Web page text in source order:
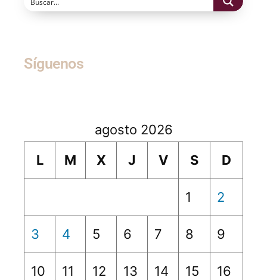
Síguenos
agosto 2026
L
M X J V S D
1 2
3 4 5 6 7 8 9
10 11 12 13 14 15 16